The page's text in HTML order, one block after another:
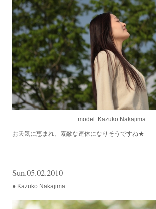
model: Kazuko Nakajima
お天気に恵まれ、素敵な連休になりそうですね★
Sun.05.02.2010
● Kazuko Nakajima